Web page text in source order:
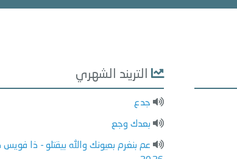
التريند الشهري
جدع
بعدك وجع
عم بنغرم بعيونك والله بيقتلو - ذا فويس